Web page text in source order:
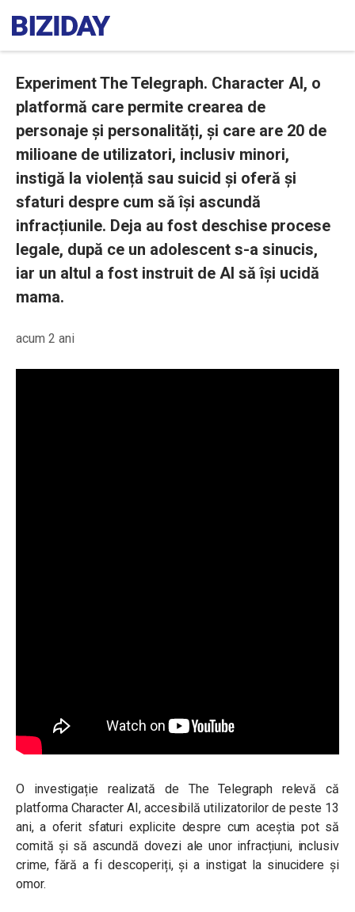
Experiment The Telegraph. Character AI, o
platformă care permite crearea de
personaje și personalități, și care are 20 de
milioane de utilizatori, inclusiv minori,
instigă la violență sau suicid și oferă și
sfaturi despre cum să își ascundă
infracțiunile. Deja au fost deschise procese
legale, după ce un adolescent s-a sinucis,
iar un altul a fost instruit de AI să își ucidă
mama.
acum 2 ani
O investigație realizată de The Telegraph relevă că
platforma Character AI, accesibilă utilizatorilor de peste 13
ani, a oferit sfaturi explicite despre cum aceștia pot să
comită și să ascundă dovezi ale unor infracțiuni, inclusiv
crime, fără a fi descoperiți, și a instigat la sinucidere și
omor.